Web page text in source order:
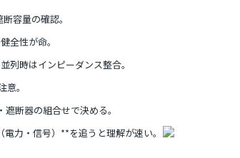
容量の確認。
全性が命。
時はインピーダンス整合。
。
断器の組合せで決める。
力・信号）**を追うと理解が速い。